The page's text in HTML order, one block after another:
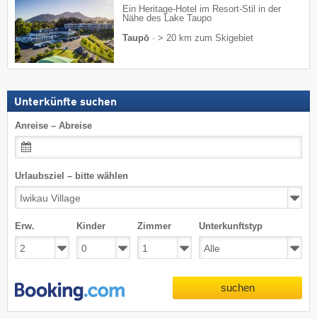
Ein Heritage-Hotel im Resort-Stil in der
Nähe des Lake Taupo
Taupō · > 20 km zum Skigebiet
Unterkünfte suchen
Anreise – Abreise
Urlaubsziel – bitte wählen
Erw. Kinder Zimmer Unterkunftstyp
suchen